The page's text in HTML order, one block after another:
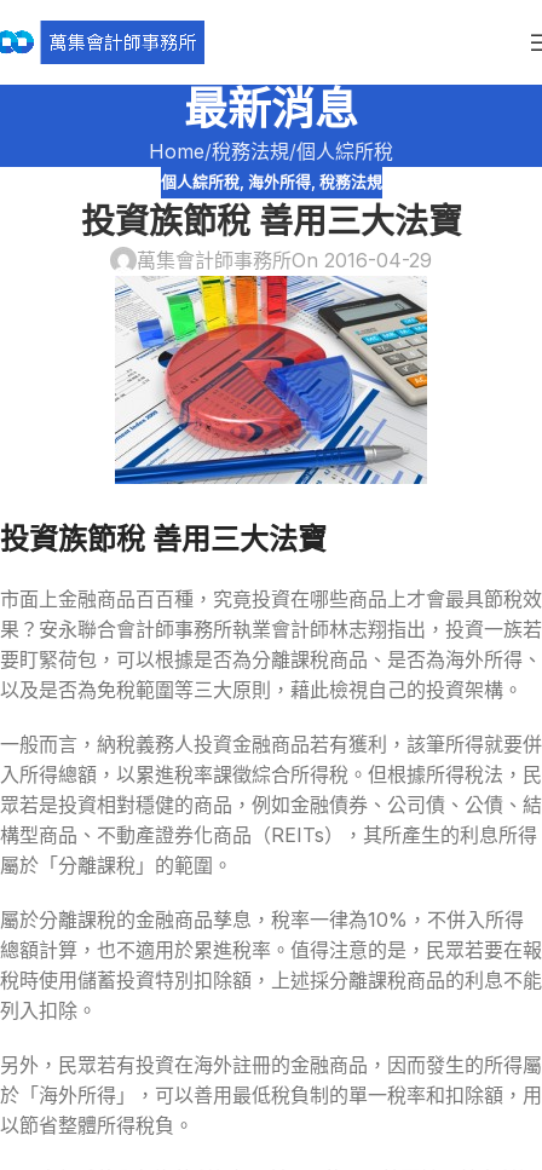
最新消息
Home 稅務法規 個人綜所稅
個人綜所稅, 海外所得, 稅務法規
投資族節稅 善用三大法寶
萬集會計師事務所On 2016-04-29
投資族節稅 善用三大法寶
市面上金融商品百百種，究竟投資在哪些商品上才會最具節稅效
果？安永聯合會計師事務所執業會計師林志翔指出，投資一族若
要盯緊荷包，可以根據是否為分離課稅商品、是否為海外所得、
以及是否為免稅範圍等三大原則，藉此檢視自己的投資架構。
一般而言，納稅義務人投資金融商品若有獲利，該筆所得就要併
入所得總額，以累進稅率課徵綜合所得稅。但根據所得稅法，民
眾若是投資相對穩健的商品，例如金融債券、公司債、公債、結
構型商品、不動產證券化商品（REITs），其所產生的利息所得
屬於「分離課稅」的範圍。
屬於分離課稅的金融商品孳息，稅率一律為10%，不併入所得
總額計算，也不適用於累進稅率。值得注意的是，民眾若要在報
稅時使用儲蓄投資特別扣除額，上述採分離課稅商品的利息不能
列入扣除。
另外，民眾若有投資在海外註冊的金融商品，因而發生的所得屬
於「海外所得」，可以善用最低稅負制的單一稅率和扣除額，用
以節省整體所得稅負。